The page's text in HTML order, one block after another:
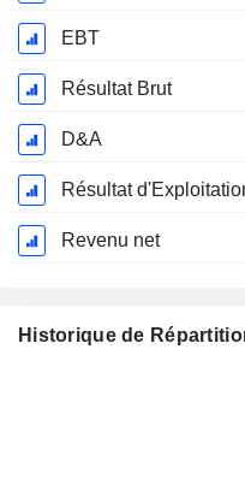
EBT
Résultat Brut
D&A
Résultat
Revenu net
Historique de